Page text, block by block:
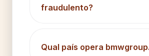
fraudulento?
Qual país opera